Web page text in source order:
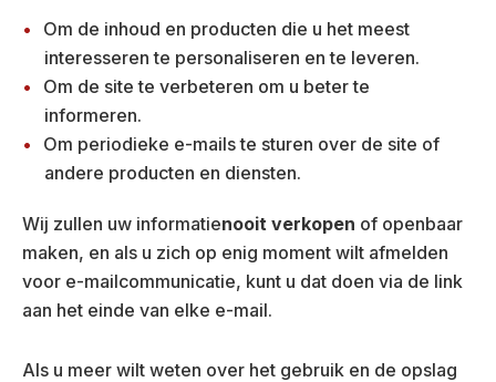
Om de inhoud en producten die u het meest
interesseren te personaliseren en te leveren.
Om de site te verbeteren om u beter te
informeren.
Om periodieke e-mails te sturen over de site of
andere producten en diensten.
Wij zullen uw informatienooit verkopen of openbaar
maken, en als u zich op enig moment wilt afmelden
voor e-mailcommunicatie, kunt u dat doen via de link
aan het einde van elke e-mail.
Als u meer wilt weten over het gebruik en de opslag